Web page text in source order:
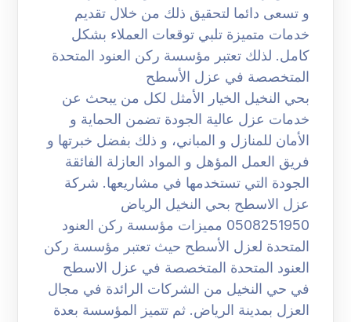
و تسعى دائما لتحقيق ذلك من خلال تقديم
خدمات متميزة تلبي توقعات العملاء بشكل
كامل. لذلك تعتبر مؤسسة ركن العنود المتحدة
المتخصصة في عزل الأسطح
بحي النخيل الخيار الأمثل لكل من يبحث عن
خدمات عزل عالية الجودة تضمن الحماية و
الأمان للمنازل و المباني، و ذلك بفضل خبرتها و
فريق العمل المؤهل و المواد العازلة الفائقة
الجودة التي تستخدمها في مشاريعها. شركة
عزل الاسطح بحي النخيل الرياض
0508251950 مميزات مؤسسة ركن العنود
المتحدة لعزل الأسطح حيث تعتبر مؤسسة ركن
العنود المتحدة المتخصصة في عزل الاسطح
في حي النخيل من الشركات الرائدة في مجال
العزل بمدينة الرياض. ثم تتميز المؤسسة بعدة